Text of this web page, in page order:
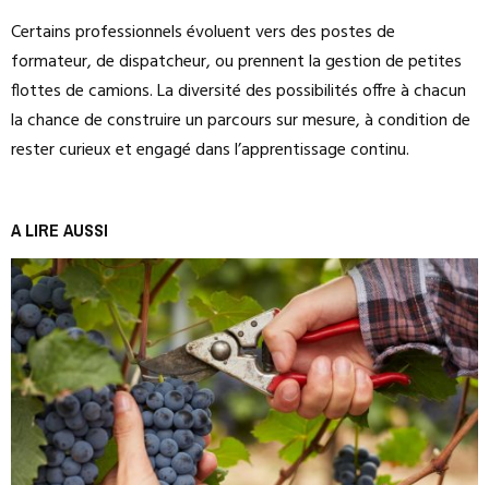
Certains professionnels évoluent vers des postes de
formateur, de dispatcheur, ou prennent la gestion de petites
flottes de camions. La diversité des possibilités offre à chacun
la chance de construire un parcours sur mesure, à condition de
rester curieux et engagé dans l’apprentissage continu.
A LIRE AUSSI